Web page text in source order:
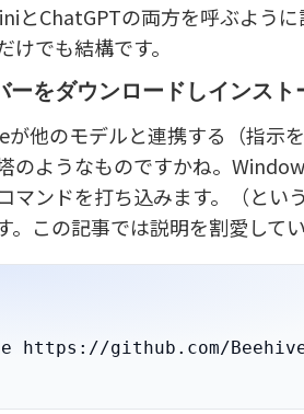
とChatGPTの両方を呼ぶよう
けでも結構です。
ーをダウンロードしインスト
が他のモデルと連携する（指示
のようなものですかね。
マンドを打ち込みます。（と
。この記事では説明を割愛して